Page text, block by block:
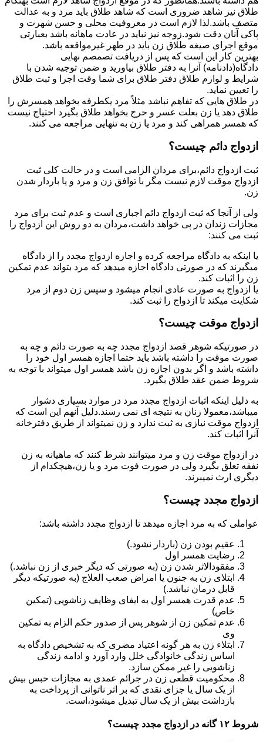
طلاق نیز شاهد ضروری است که شاهد طلاق باید مرد و به عدالت
متصف باشد.لذا لازم است در معروفیت محلی و حسن شهرت و
پاکی آنان دقت شود.زوجه نیز نباید در عادت ماهانه باشد بعبارتی
موقع اجرای صیغه طلاق زن باید در طهر غیرمواقعه باشد.
بهترین کار این است که پس از دریافت تصمصم نهایی
دادگاه(دادنامه) آنرا به دفتر طلاق بیاورید و ضمن توجیه شدن با
شرایط و لوازم طلاق دفتر طلاق برای شما وقت اجرا و ثبت طلاق
را تعیین نماید.
در طلاق هایی که تفاهم نباشد مثلاً مرد یکطرفه بخواهد همسرش را
طلاق دهد یا زن بعلت عسر و حرج بخواهد طلاق بگیرد احتیاج نیست
که همسر همراهی کند و مرد یا زن به تنهایی مراجعه می کنند.
ازدواج دائم چیست؟
ثبت ازدواج دائم،برای مردان الزامی است و در حالت کلی ثبت
ازدواج موقت لازم نیست مگر با توافق زن و مرد و یا باردار شدن
زن.
ولی از آنجا که ثبت ازدواج دائم اجباری است و عدم ثبت برای مرد
مجازات زندان در پی خواهد داشت،مردان به دو روش این ازدواج را
ثبت می کنند:
یا اینکه به دادگاه مراجعه کرده و اجازه ازدواج مجدد را از دادگاه
میگیرند که در صورتی دادگاه اجازه میدهد که مرد بتواند عدم تمکین
زن را اثبات کند.
یا ازدواج به صورت عادی انجام میشود و سپس زن دوم از مرد
شکایت میکند تا ازدواج را ثبت کند.
ازدواج موقت چیست؟
در صورتیکه شوهر قصد ازدواج مجدد چه به صورت دائم و چه به
صورت موقت را داشته باشد باید حتما اجازه همسر اول خود را
داشته باشد و اگر بدون اجازه زن باشد همسر اول میتواند با توجه به
شروط ضمن عقد طلاق بگیرد.
به دلیل اینکه اثبات ازدواج مجدد مرد در موارد بسیاری دشوار
میباشد،معمولا زنان به نتیجه ای نمی رسند.دلیل آنهم این است که
ازدواج موقت نیازی به ثبت ندارد و زن نمیتواند از طریق دفترخانه
آنرا اثبات کند.
در ازدواج موقت زن و مرد میتوانند شرط کنند که ماهیانه به زن
نفقه تعلق بگیرد ولی در صورت فوت مرد و یا زن،هیچکدام از
دیگری ارث نمیبرند.
ازدواج مجدد چیست؟
عواملی که به مرد اجازه میدهد تا ازدواج مجدد داشته باشد:
عقیم بودن زن (باردار نشود.)
رضایت همسر اول
مفقودالاثر شدن زن (به صورتی که دیگر خبری از زن نباشد.)
ابتلای زن به جنون یا امراض صعب العلاج (به صورتیکه دیگر
قابل درمان نباشد.)
عدم قدرت همسر اول به ایفای وظایف زناشویی (تمکین
خاص)
عدم تمکین زن از شوهر پس از صدور حکم الزام به تمکین
وی
ابتلاء زن به هر گونه اعتیاد مضری که به تشخیص دادگاه به
اساس زندگی خانوادگی خلل وارد آورد و ادامه زندگی
زناشویی را غیر ممکن سازد.
محکومیت قطعی زن در جرائم عمدی به مجازات حبس بیش
از یک سال یا جزای نقدی که بر اثر ناتوانی از پرداخت به
بازداشت بیش از یک سال تبدیل می‎شود،است.
شروط ۱۲ گانه در ازدواج مجدد چیست؟